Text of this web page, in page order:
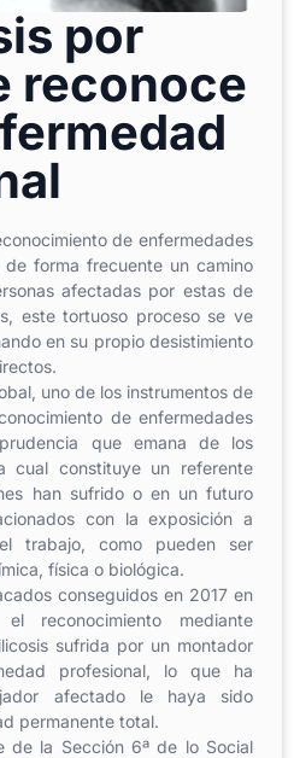
por
reconoce
de enfermedades
forma frecuente un camino
afectadas por estas de
este tortuoso proceso se ve
en su propio desistimiento
uno de los instrumentos de
de enfermedades
que emana de los
cual constituye un referente
han sufrido o en un futuro
con la exposición a
trabajo, como pueden ser
física o biológica.
conseguidos en 2017 en
reconocimiento mediante
sufrida por un montador
profesional, lo que ha
afectado le haya sido
permanente total.
de la Sección 6ª de lo Social